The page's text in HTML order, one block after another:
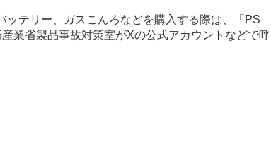
ッテリー、ガスこんろなどを購入する際は、「PS
業省製品事故対策室がXの公式アカウントなどで呼